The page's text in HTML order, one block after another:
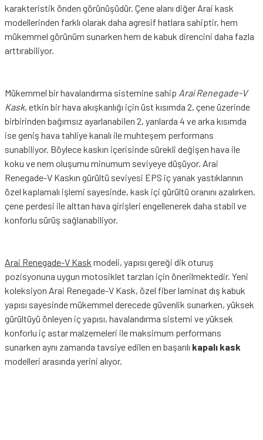
karakteristik önden görünüşüdür. Çene alanı diğer Arai kask
modellerinden farklı olarak daha agresif hatlara sahiptir, hem
mükemmel görünüm sunarken hem de kabuk direncini daha fazla
arttırabiliyor.
Mükemmel bir havalandırma sistemine sahip Arai Renegade-V
Kask, etkin bir hava akışkanlığı için üst kısımda 2, çene üzerinde
birbirinden bağımsız ayarlanabilen 2, yanlarda 4 ve arka kısımda
ise geniş hava tahliye kanalı ile muhteşem performans
sunabiliyor. Böylece kaskın içerisinde sürekli değişen hava ile
koku ve nem oluşumu minumum seviyeye düşüyor. Arai
Renegade-V Kaskın gürültü seviyesi EPS iç yanak yastıklarının
özel kaplamalı işlemi sayesinde, kask içi gürültü oranını azalırken,
çene perdesi ile alttan hava girişleri engellenerek daha stabil ve
konforlu sürüş sağlanabiliyor.
Arai Renegade-V Kask modeli, yapısı gereği dik oturuş
pozisyonuna uygun motosiklet tarzları için önerilmektedir. Yeni
koleksiyon Arai Renegade-V Kask, özel fiber laminat dış kabuk
yapısı sayesinde mükemmel derecede güvenlik sunarken, yüksek
gürültüyü önleyen iç yapısı, havalandırma sistemi ve yüksek
konforlu iç astar malzemeleri ile maksimum performans
sunarken aynı zamanda tavsiye edilen en başarılı kapalı kask
modelleri arasında yerini alıyor.